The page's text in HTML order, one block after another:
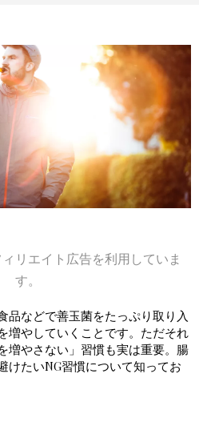
リエイト広告を利用していま
す。
品などで善玉菌をたっぷり取り入
増やしていくことです。ただそれ
増やさない」習慣も実は重要。腸
けたいNG習慣について知ってお